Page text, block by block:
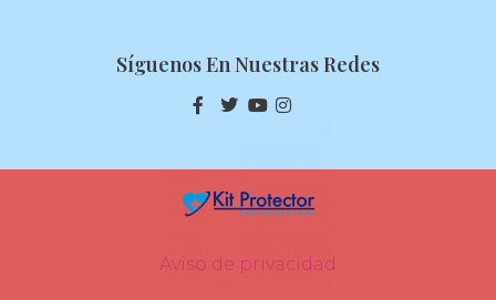
Síguenos En Nuestras Redes
Aviso de privacidad